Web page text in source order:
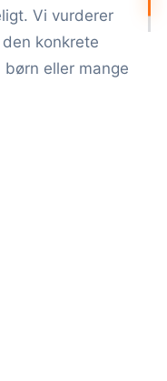
Vi vurderer
konkrete
eller mange